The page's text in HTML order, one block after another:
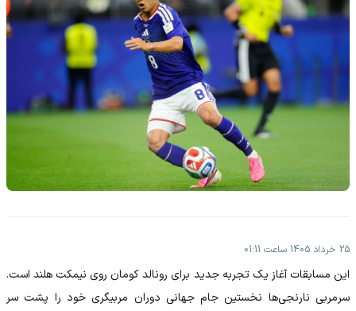
25 خرداد 1405 ساعت 01:11
این مسابقات آغاز یک تجربه جدید برای رونالد کومان روی نیمکت هلند است.
سرمربی نارنجی‌ها نخستین جام جهانی دوران مربیگری خود را پشت سر